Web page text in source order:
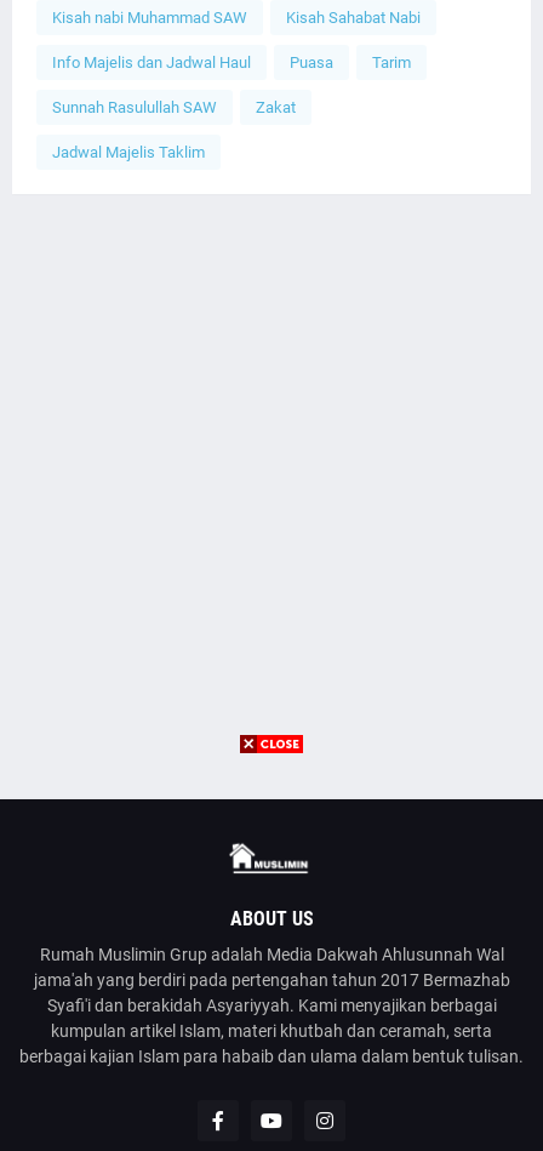
Kisah nabi Muhammad SAW Kisah Sahabat Nabi
Info Majelis dan Jadwal Haul Puasa Tarim
Sunnah Rasulullah SAW Zakat
Jadwal Majelis Taklim
ABOUT US
Rumah Muslimin Grup adalah Media Dakwah Ahlusunnah Wal
jama'ah yang berdiri pada pertengahan tahun 2017 Bermazhab
Syafi'i dan berakidah Asyariyyah. Kami menyajikan berbagai
kumpulan artikel Islam, materi khutbah dan ceramah, serta
berbagai kajian Islam para habaib dan ulama dalam bentuk tulisan.